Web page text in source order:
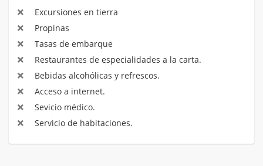
Excursiones en tierra
Propinas
Tasas de embarque
Restaurantes de especialidades a la carta.
Bebidas alcohólicas y refrescos.
Acceso a internet.
Sevicio médico.
Servicio de habitaciones.